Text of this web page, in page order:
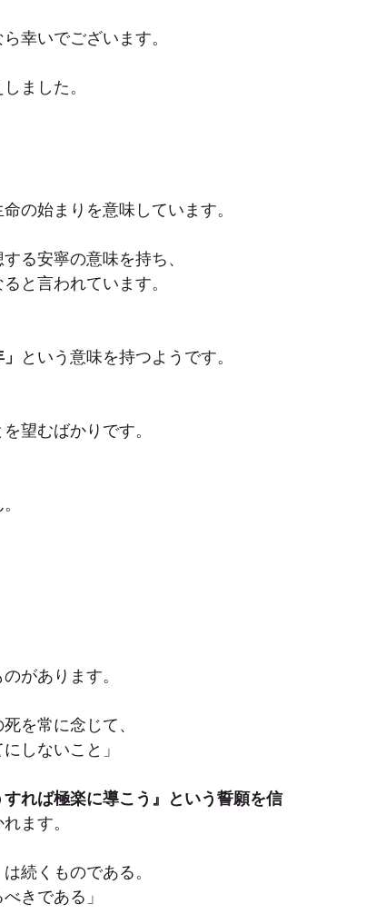
幸いでございます。
ました。
の始まりを意味しています。
る安寧の意味を持ち、
と言われています。
という意味を持つようです。
望むばかりです。
があります。
を常に念じて、
しないこと」
れば極楽に導こう』という誓願を信
ます。
続くものである。
きである」